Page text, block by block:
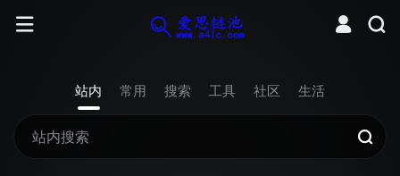
站内 常用 搜索 工具 社区 生活